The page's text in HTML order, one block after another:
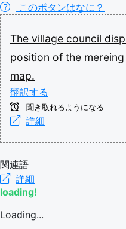
このボタンはなに？
The village council
position of the mereing
map.
翻訳する
聞き取れるようになる
詳細
関連語
詳細
loading!
Loading...